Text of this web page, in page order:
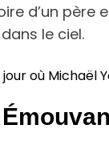
d’un
le ciel.
où Michaël